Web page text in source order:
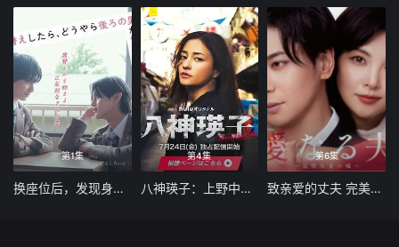
第1集
换座位后，发现身后的男生好像喜欢我
第4集
八神瑛子：上野中央署组织犯罪对策课
第6集
致亲爱的丈夫 完美妻子的谎言